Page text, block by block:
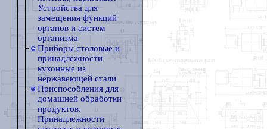
Устройства для
замещения функций
органов и систем
организма
Приборы столовые и
принадлежности
кухонные из
нержавеющей стали
Приспособления для
домашней обработки
продуктов.
Принадлежности